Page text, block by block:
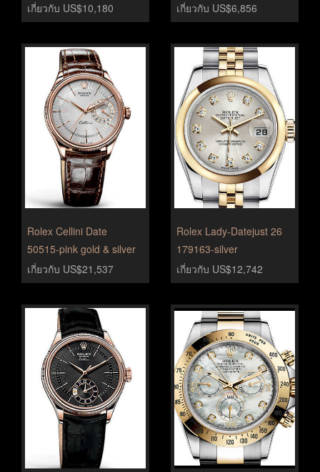
เกี่ยวกับ US$10,180
เกี่ยวกับ US$6,856
Rolex Cellini Date
50515-pink gold & silver
เกี่ยวกับ US$21,537
Rolex Lady-Datejust 26
179163-silver
เกี่ยวกับ US$12,742